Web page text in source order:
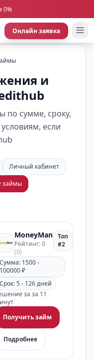
0%
Онлайн заявка
и
по сумме, сроку,
если
Личный кабинет
займы
MoneyMan
Рейтинг: 0
(0)
Топ
#2
Сумма: 1500 -
100000 ₽
Срок: 5 - 126 дней
за за 11
Получить займ
Подробнее